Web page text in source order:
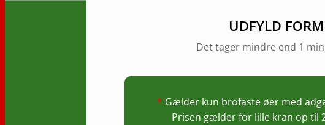
UDFYLD
Det tager mindre end 1
* Gælder kun brofaste øer med
Prisen gælder for lille kran op til